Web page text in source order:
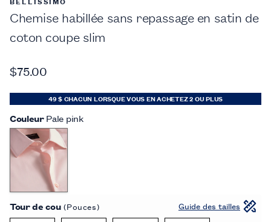
Chemise habillée sans repassage en satin de
coton coupe slim
$75.00
49 $ CHACUN LORSQUE VOUS EN ACHETEZ 2 OU PLUS
Couleur Pale pink
Tour de cou (Pouces) Guide des tailles